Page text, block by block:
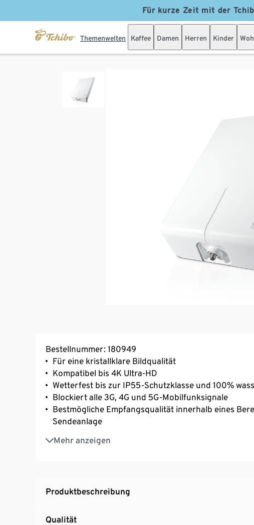
Für kurze Zeit mit der
Themenwelten Kaffee Damen Herren Kinder
Bestellnummer: 180949
Für eine kristallklare Bildqualität
Kompatibel bis 4K Ultra-HD
Wetterfest bis zur IP55-Schutzklasse und 100%
Blockiert alle 3G, 4G und 5G-Mobilfunksignale
Bestmögliche Empfangsqualität innerhalb eines
Sendeanlage
Mehr anzeigen
Einfache Installation
Produktbeschreibung
Qualität